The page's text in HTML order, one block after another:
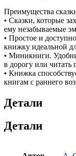
Преимущества
• Сказки, которые
ему незабываемые
• Простое и
книжку идеальной
• Миникниги.
в дорогу или читать
• Книжка
книгам с раннего
Детали
Детали